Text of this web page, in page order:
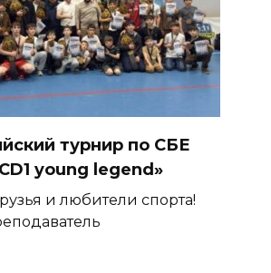
турнир по СБЕ
young legend»
и любители спорта!